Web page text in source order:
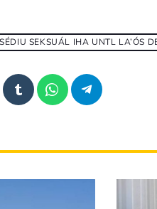
SEKSUÁL IHA UNTL LA’ÓS